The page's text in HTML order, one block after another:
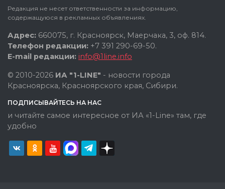
Редакция не несет ответственности за информацию,
содержащуюся в рекламных объявлениях.
Адрес: 660075, г. Красноярск, Маерчака, 3, оф. 814.
Телефон редакции: +7 391 290-69-50.
E-mail редакции: info@1line.info
© 2010-2026 ИА "1-LINE" - новости города
Красноярска, Красноярского края, Сибири.
ПОДПИСЫВАЙТЕСЬ НА НАС
и читайте самое интересное от ИА «1-Line» там, где
удобно